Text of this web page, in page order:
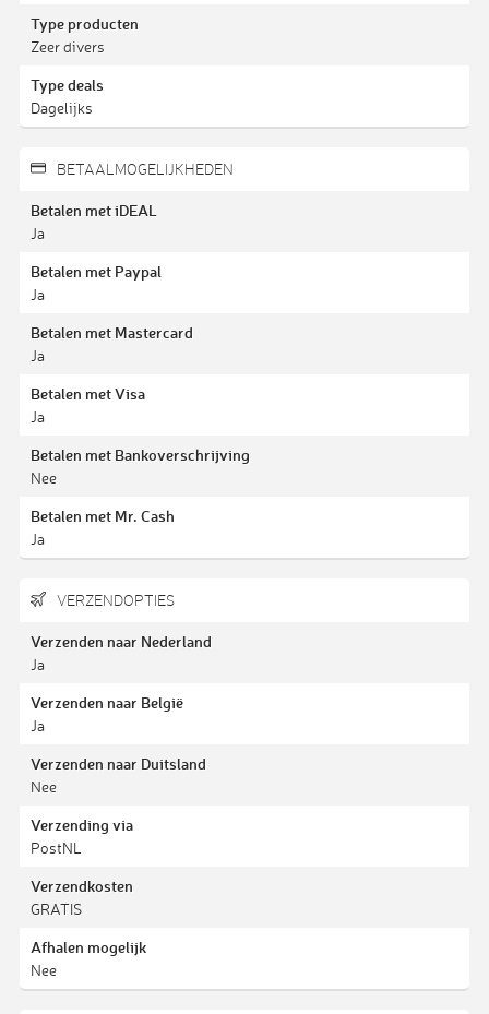
Type producten
Zeer divers
Type deals
Dagelijks
BETAALMOGELIJKHEDEN
Betalen met iDEAL
Ja
Betalen met Paypal
Ja
Betalen met Mastercard
Ja
Betalen met Visa
Ja
Betalen met Bankoverschrijving
Nee
Betalen met Mr. Cash
Ja
VERZENDOPTIES
Verzenden naar Nederland
Ja
Verzenden naar België
Ja
Verzenden naar Duitsland
Nee
Verzending via
PostNL
Verzendkosten
GRATIS
Afhalen mogelijk
Nee